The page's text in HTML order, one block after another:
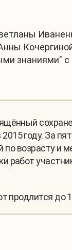
знаниями"
году. За
по возрасту и
работ
продлится до